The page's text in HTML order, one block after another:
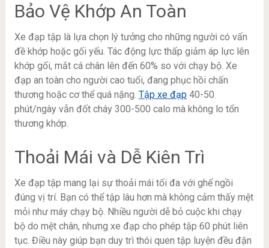
Bảo Vệ Khớp An Toàn
Xe đạp tập là lựa chọn lý tưởng cho những người có vấn
đề khớp hoặc gối yếu. Tác động lực thấp giảm áp lực lên
khớp gối, mắt cá chân lên đến 60% so với chạy bộ. Xe
đạp an toàn cho người cao tuổi, đang phục hồi chấn
thương hoặc cơ thể quá nặng. Tập xe đạp40-50
phút/ngày vẫn đốt cháy 300-500 calo mà không lo tổn
thương khớp.
Thoải Mái và Dễ Kiên Trì
Xe đạp tập mang lại sự thoải mái tối đa với ghế ngồi
đúng vị trí. Bạn có thể tập lâu hơn mà không cảm thấy mệt
mỏi như máy chạy bộ. Nhiều người dễ bỏ cuộc khi chạy
bộ do mệt chân, nhưng xe đạp cho phép tập 60 phút liên
tục. Điều này giúp bạn duy trì thói quen tập luyện đều đặn